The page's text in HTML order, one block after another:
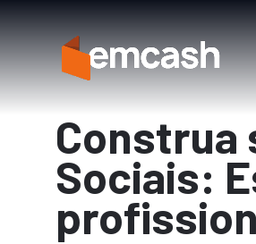
Construa
Sociais: